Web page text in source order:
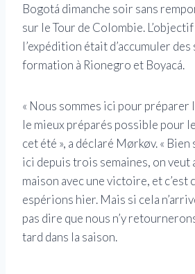
Bogotá dimanche soir sans
sur le Tour de Colombie.
l’expédition était d’accumuler des
formation à Rionegro et Boyacá.
« Nous sommes ici pour préparer
le mieux préparés possible pour
cet été », a déclaré Mørkøv. « Bien
ici depuis trois semaines, on veut
maison avec une victoire, et c’est
espérions hier. Mais si cela
pas dire que nous n’y
tard dans la saison.